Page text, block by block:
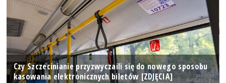
Czy Szczecinianie przyzwyczaili się do nowego sposobu
kasowania elektronicznych biletów [ZDJĘCIA]